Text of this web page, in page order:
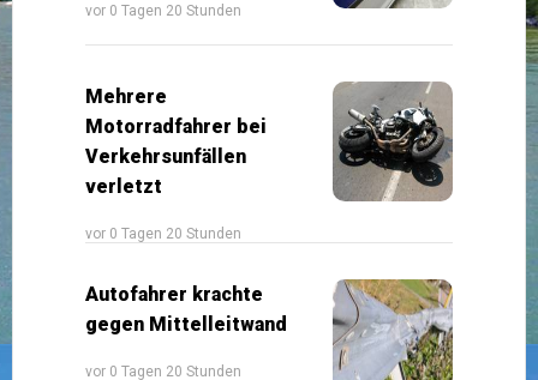
vor 0 Tagen 20 Stunden
Mehrere
Motorradfahrer bei
Verkehrsunfällen
verletzt
vor 0 Tagen 20 Stunden
Autofahrer krachte
gegen Mittelleitwand
vor 0 Tagen 20 Stunden